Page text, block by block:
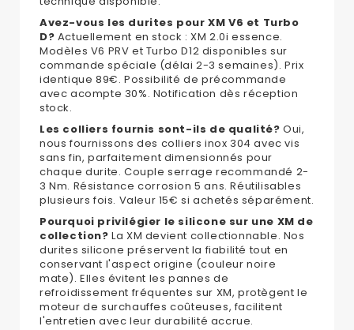
Avez-vous les durites pour XM V6 et Turbo
D? Actuellement en stock : XM 2.0i essence.
Modèles V6 PRV et Turbo D12 disponibles sur
commande spéciale (délai 2-3 semaines). Prix
identique 89€. Possibilité de précommande
avec acompte 30%. Notification dès réception
stock.
Les colliers fournis sont-ils de qualité? Oui,
nous fournissons des colliers inox 304 avec vis
sans fin, parfaitement dimensionnés pour
chaque durite. Couple serrage recommandé 2-
3 Nm. Résistance corrosion 5 ans. Réutilisables
plusieurs fois. Valeur 15€ si achetés séparément.
Pourquoi privilégier le silicone sur une XM de
collection? La XM devient collectionnable. Nos
durites silicone préservent la fiabilité tout en
conservant l'aspect origine (couleur noire
mate). Elles évitent les pannes de
refroidissement fréquentes sur XM, protègent le
moteur de surchauffes coûteuses, facilitent
l'entretien avec leur durabilité accrue.